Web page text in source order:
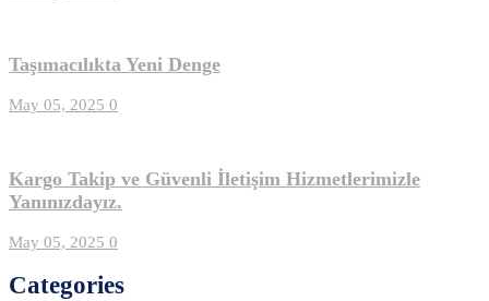
Taşımacılıkta Yeni Denge
May 05, 2025 0
Kargo Takip ve Güvenli İletişim Hizmetlerimizle
Yanınızdayız.
May 05, 2025 0
Categories